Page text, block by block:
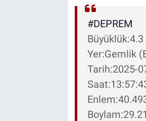
#DEPREM
Yer:Gemlik
Tarih:2025-